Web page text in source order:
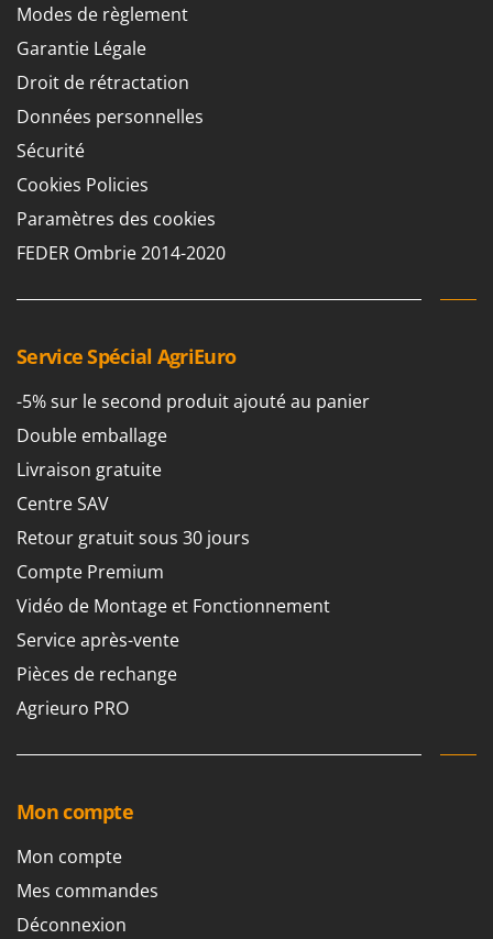
Pulvérisateurs
Pulvérisateurs portés
R
Rafraîchisseurs d'air par évaporation
Rampes de chargement en aluminium
Râpes à fromage électriques
Robots Tondeuses
Rouleaux pour tracteur
S
Scies à os
Scies à Ruban
Scies alternatives à batterie
Scies de jardin télescopiques
Sécateurs électriques à batterie
Sécateurs et Échenilloirs manuels
Sécateurs pneumatiques
Semoirs et Épandeurs d'engrais
Socs pour tracteur
Soufreuses - Poudreuses à dos
T
Taille-haies
Taille-haies à bras pour tracteur
Tarières
GRIFO
GVS
GYS
H
Hailo
Helvi
Henx
HiKOKI
Idromatic
Imperia
Infaco
Intec
Intex
Italyco
ITM
J JOLLY ITALIA
K
KAAZ
Kemper
KitchenAid
Komo
Modes de règlement
Garantie Légale
Droit de rétractation
Données personnelles
Sécurité
Cookies Policies
Paramètres des cookies
FEDER Ombrie 2014-2020
Service Spécial AgriEuro
-5% sur le second produit ajouté au panier
Double emballage
Livraison gratuite
Centre SAV
Retour gratuit sous 30 jours
Compte Premium
Vidéo de Montage et Fonctionnement
Service après-vente
Pièces de rechange
Agrieuro PRO
Mon compte
Mon compte
Mes commandes
Déconnexion